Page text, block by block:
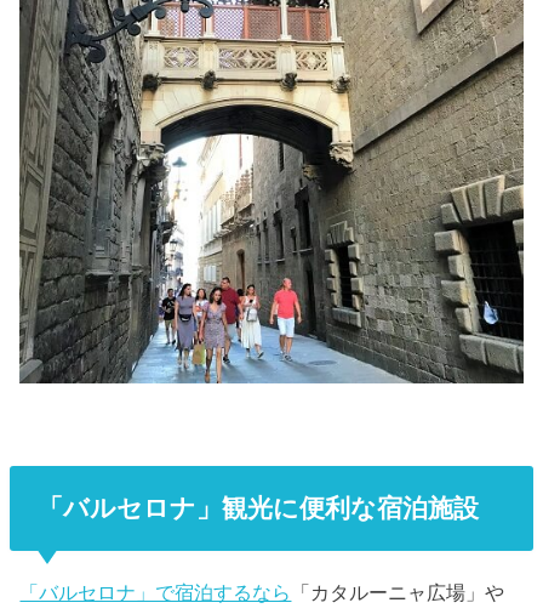
「バルセロナ」観光に便利な宿泊施設
「バルセロナ」で宿泊するなら
「カタルーニャ広場」や